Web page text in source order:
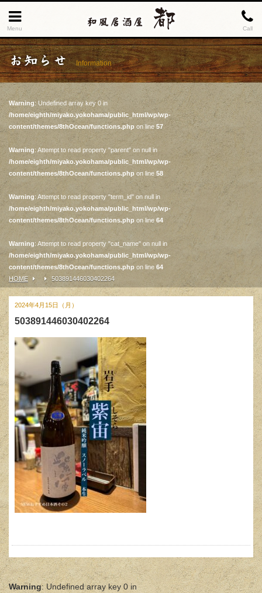
Menu Call
お知らせ Information
Warning: Undefined array key 0 in
/home/eighth/miyako.yokohama/public_html/wp/wp-
content/themes/8thOcean/functions.phpon line57
Warning: Attempt to read property "parent" on null in
/home/eighth/miyako.yokohama/public_html/wp/wp-
content/themes/8thOcean/functions.php on line 58
Warning: Attempt to read property "term_id" on null in
/home/eighth/miyako.yokohama/public_html/wp/wp-
content/themes/8thOcean/functions.php on line 64
Warning: Attempt to read property "cat_name" on null in
/home/eighth/miyako.yokohama/public_html/wp/wp-
content/themes/8thOcean/functions.php on line 64
HOME
503891446030402264
2024年4月15日（月）
503891446030402264
Warning: Undefined array key 0 in